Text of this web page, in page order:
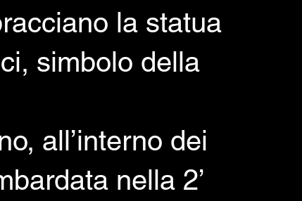
la statua
simbolo della
all’interno dei
nella 2’